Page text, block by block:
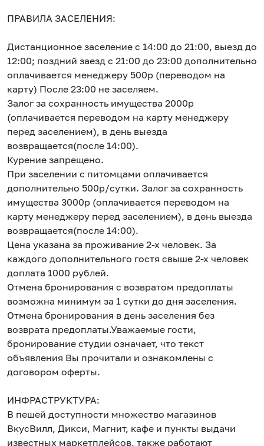
ПРАВИЛА ЗАСЕЛЕНИЯ:
Дистанционное заселение с 14:00 до 21:00, выезд до
12:00; поздний заезд с 21:00 до 23:00 дополнительно
оплачивается менеджеру 500р (переводом на
карту) После 23:00 не заселяем.
Залог за сохранность имущества 2000р
(оплачивается переводом на карту менеджеру
перед заселением), в день выезда
возвращается(после 14:00).
Курение запрещено.
При заселении с питомцами оплачивается
дополнительно 500р/сутки. Залог за сохранность
имущества 3000р (оплачивается переводом на
карту менеджеру перед заселением), в день выезда
возвращается(после 14:00).
Цена указана за проживание 2-х человек. За
каждого дополнительного гостя свыше 2-х человек
доплата 1000 рублей.
Отмена бронирования с возвратом предоплаты
возможна минимум за 1 сутки до дня заселения.
Отмена бронирования в день заселения без
возврата предоплаты.Уважаемые гости,
бронирование студии означает, что текст
объявления Вы прочитали и ознакомлены с
договором оферты.
ИНФРАСТРУКТУРА:
В пешей доступности множество магазинов
ВкусВилл, Дикси, Магнит, кафе и пункты выдачи
известных маркетплейсов, также работают